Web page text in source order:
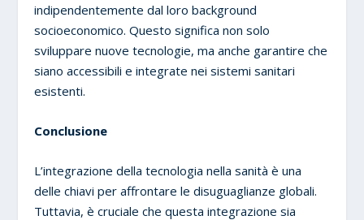
indipendentemente dal loro background
socioeconomico. Questo significa non solo
sviluppare nuove tecnologie, ma anche garantire che
siano accessibili e integrate nei sistemi sanitari
esistenti.
Conclusione
L’integrazione della tecnologia nella sanità è una
delle chiavi per affrontare le disuguaglianze globali.
Tuttavia, è cruciale che questa integrazione sia